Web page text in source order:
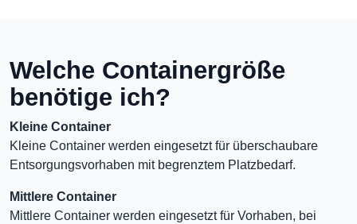
Welche Containergröße
benötige ich?
Kleine Container
Kleine Container werden eingesetzt für überschaubare
Entsorgungsvorhaben mit begrenztem Platzbedarf.
Mittlere Container
Mittlere Container werden eingesetzt für Vorhaben, bei